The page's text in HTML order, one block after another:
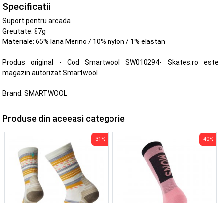
Specificatii
Suport pentru arcada
Greutate: 87g
Materiale: 65% lana Merino / 10% nylon / 1% elastan
Produs original - Cod Smartwool SW010294- Skates.ro este
magazin autorizat Smartwool
Brand: SMARTWOOL
Produse din aceeasi categorie
-31% -40%